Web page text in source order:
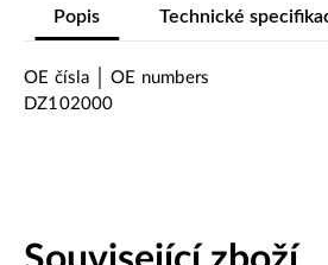
Popis Technické
OE čísla │ OE numbers
DZ102000